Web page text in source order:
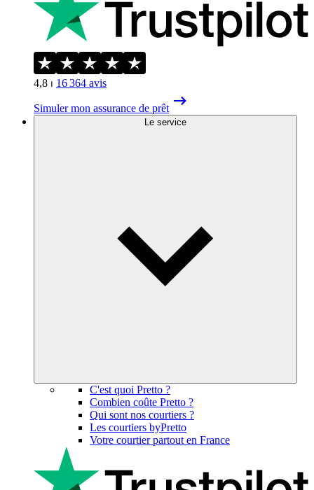
4,8 ⏐ 16 364 avis
Simuler mon assurance de prêt
Le service
C'est quoi Pretto ?
Combien coûte Pretto ?
Qui sont nos courtiers ?
Les courtiers byPretto
Votre courtier partout en France